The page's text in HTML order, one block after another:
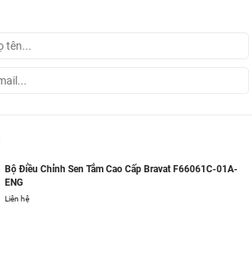
Bộ Điều Chỉnh Sen Tắm Cao Cấp Bravat F66061C-01A-
ENG
Liên hệ